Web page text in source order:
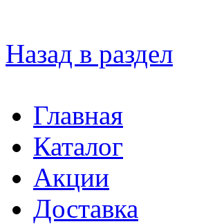
Назад в раздел
Главная
Каталог
Акции
Доставка